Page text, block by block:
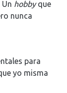
hobbyque
nunca
para
yo misma